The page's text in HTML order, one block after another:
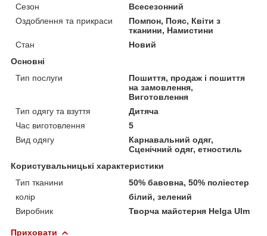
Сезон
Всесезонний
Оздоблення та прикраси
Помпон, Пояс, Квіти з
тканини, Намистини
Стан
Новий
Основні
Тип послуги
Пошиття, продаж і пошиття
на замовлення,
Виготовлення
Тип одягу та взуття
Дитяча
Час виготовлення
5
Вид одягу
Карнавальний одяг,
Сценічний одяг, етностиль
Користувальницькі характеристики
Тип тканини
50% бавовна, 50% поліестер
колір
білий, зелений
Виробник
Творча майстерня Helga Ulm
Приховати